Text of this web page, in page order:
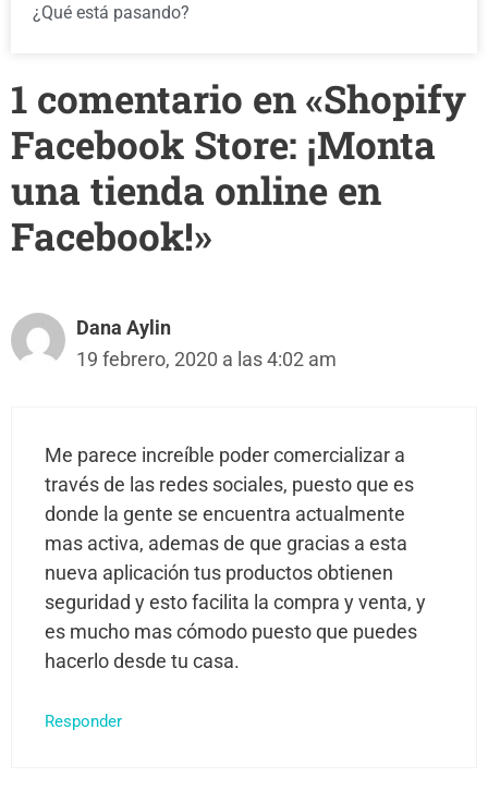
¿Qué está pasando?
1 comentario en «Shopify
Facebook Store: ¡Monta
una tienda online en
Facebook!»
Dana Aylin
19 febrero, 2020 a las 4:02 am
Me parece increíble poder comercializar a
través de las redes sociales, puesto que es
donde la gente se encuentra actualmente
mas activa, ademas de que gracias a esta
nueva aplicación tus productos obtienen
seguridad y esto facilita la compra y venta, y
es mucho mas cómodo puesto que puedes
hacerlo desde tu casa.
Responder